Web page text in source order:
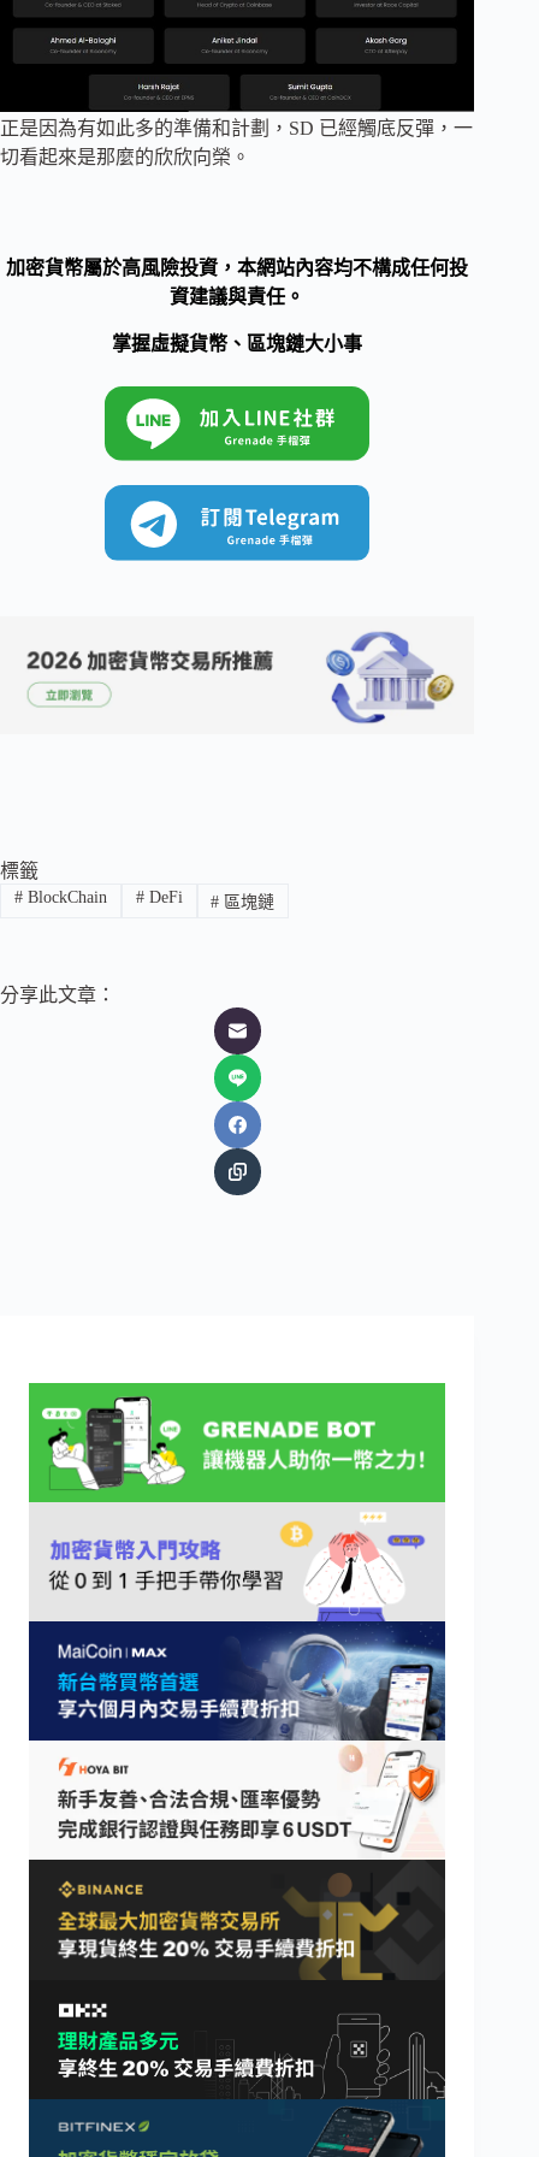
正是因為有如此多的準備和計劃，SD 已經觸底反彈，一
切看起來是那麼的欣欣向榮。
加密貨幣屬於高風險投資，本網站內容均不構成任何投
資建議與責任。
掌握虛擬貨幣、區塊鏈大小事
標籤
#BlockChain #DeFi # 區塊鏈
分享此文章：